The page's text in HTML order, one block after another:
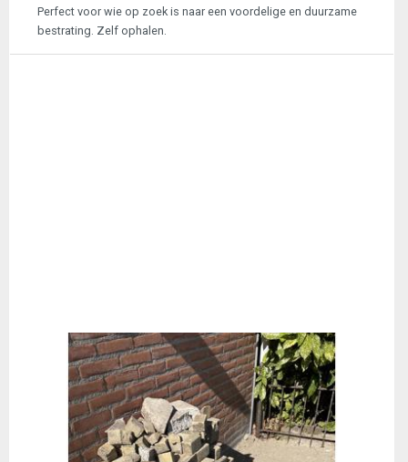
Perfect voor wie op zoek is naar een voordelige en duurzame
bestrating. Zelf ophalen.